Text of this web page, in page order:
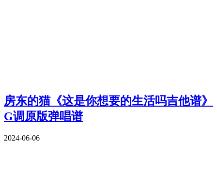
房东的猫《这是你想要的生活吗吉他谱》
G调原版弹唱谱
2024-06-06